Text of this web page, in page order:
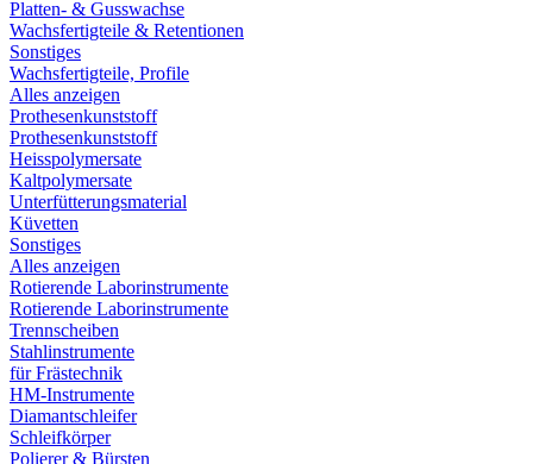
Platten- & Gusswachse
Wachsfertigteile & Retentionen
Sonstiges
Wachsfertigteile, Profile
Alles anzeigen
Prothesenkunststoff
Prothesenkunststoff
Heisspolymersate
Kaltpolymersate
Unterfütterungsmaterial
Küvetten
Sonstiges
Alles anzeigen
Rotierende Laborinstrumente
Rotierende Laborinstrumente
Trennscheiben
Stahlinstrumente
für Frästechnik
HM-Instrumente
Diamantschleifer
Schleifkörper
Polierer & Bürsten